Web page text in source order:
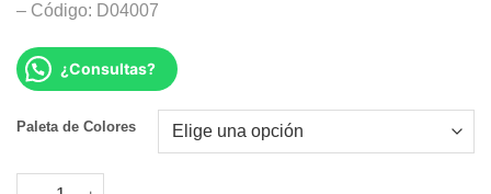
– Código: D04007
¿Consultas?
Paleta de Colores
ROPERO CANADA cantidad
Alternative: